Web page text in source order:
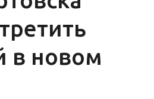
в новом